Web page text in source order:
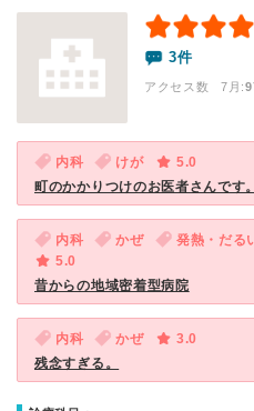
3件
アクセス数 7月:
内科 けが
5.0
町のかかりつけのお医者さんです。
内科 かぜ
発熱・だる
5.0
昔からの地域密着型病院
内科 かぜ
3.0
残念すぎる。